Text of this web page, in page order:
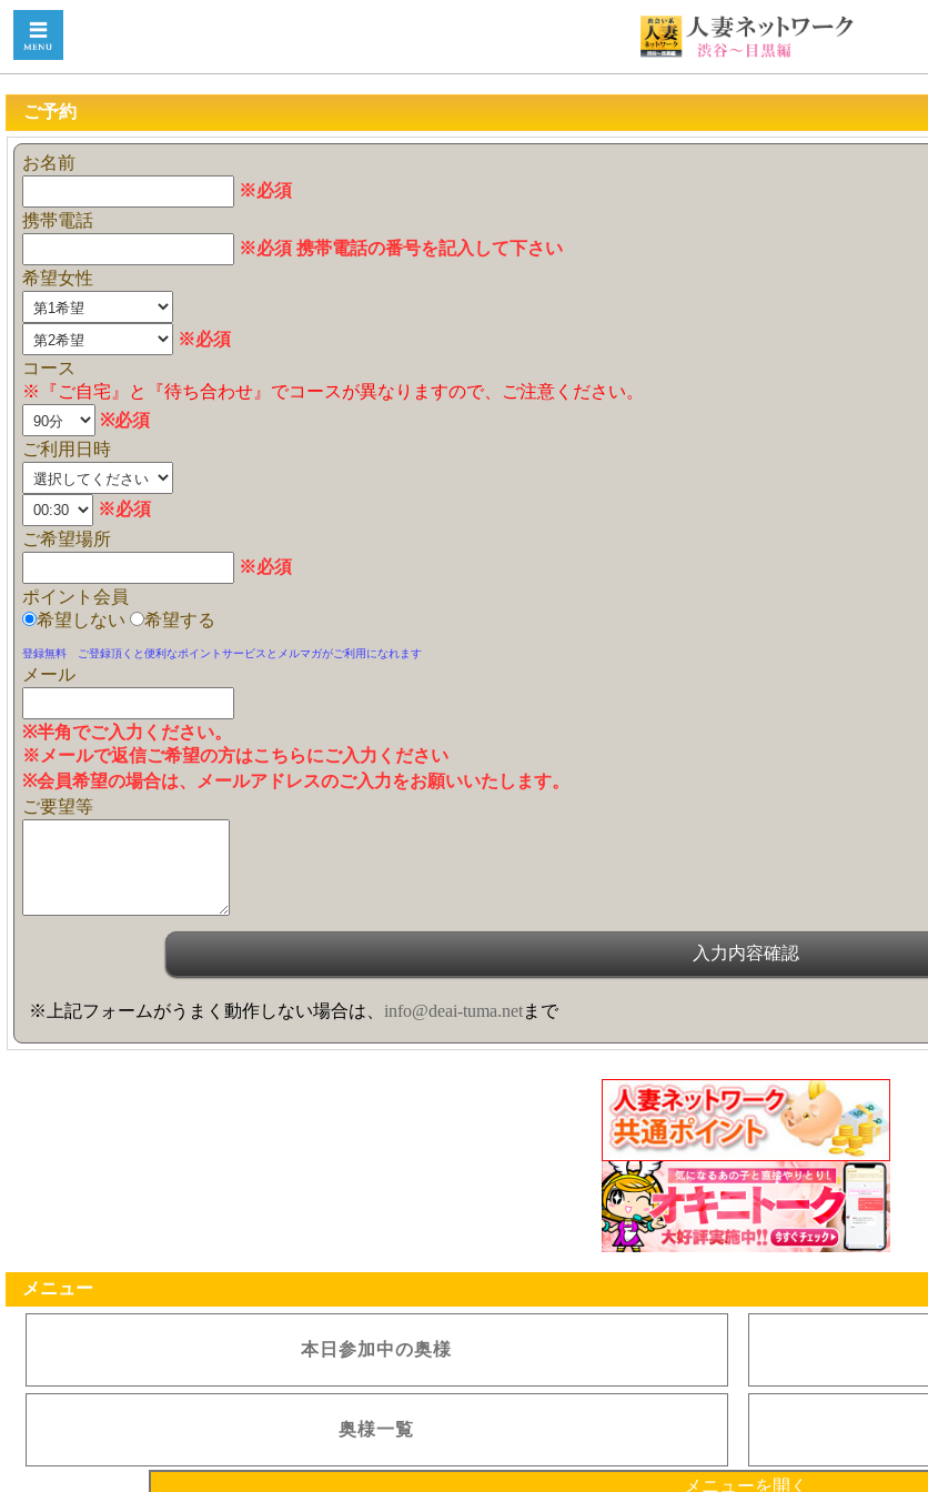
ご予約
お名前
※必須
携帯電話
※必須 携帯電話の番号を記入して下さい
希望女性
※必須
コース
※『ご自宅』と『待ち合わせ』でコースが異なりますので、ご注意ください。
※必須
ご利用日時
※必須
ご希望場所
※必須
ポイント会員
希望しない
希望する
登録無料 ご登録頂くと便利なポイントサービスとメルマガがご利用になれます
メール
※半角でご入力ください。
※メールで返信ご希望の方はこちらにご入力ください
※会員希望の場合は、メールアドレスのご入力をお願いいたします。
ご要望等
※上記フォームがうまく動作しない場合は、 info@deai-tuma.netまで
メニュー
本日参加中の奥様
奥様一覧
メニューを開く